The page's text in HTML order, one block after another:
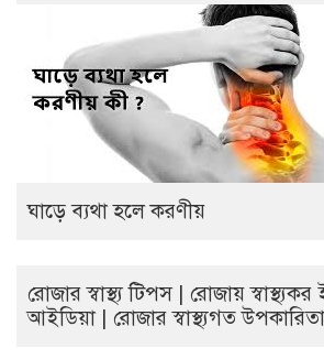
ঘাড়ে ব্যথা হলে করণীয়
রোজার স্বাস্থ্য টিপস | রোজায়
আইডিয়া | রোজার স্বাস্থ্যগত উপকারিতা